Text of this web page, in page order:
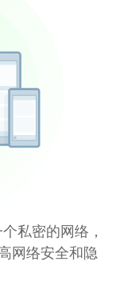
私密的网络，
网络安全和隐